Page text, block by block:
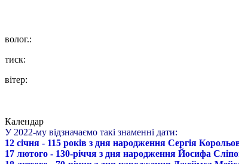
волог.:
тиск:
вітер:
Календар
У 2022-му відзначаємо такі знаменні дати:
12 січня - 115 років з дня народження Сергія
17 лютого - 130-річчя з дня народження Йосифа